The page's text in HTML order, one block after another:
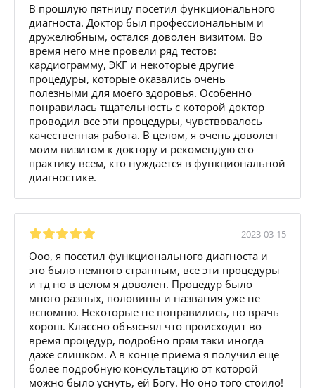
В прошлую пятницу посетил функционального
диагноста. Доктор был профессиональным и
дружелюбным, остался доволен визитом. Во
время него мне провели ряд тестов:
кардиограмму, ЭКГ и некоторые другие
процедуры, которые оказались очень
полезными для моего здоровья. Особенно
понравилась тщательность с которой доктор
проводил все эти процедуры, чувствовалось
качественная работа. В целом, я очень доволен
моим визитом к доктору и рекомендую его
практику всем, кто нуждается в функциональной
диагностике.
2023-03-15
Ооо, я посетил функционального диагноста и
это было немного странным, все эти процедуры
и тд но в целом я доволен. Процедур было
много разных, половины и названия уже не
вспомню. Некоторые не понравились, но врачь
хорош. Классно объяснял что происходит во
время процедур, подробно прям таки иногда
даже слишком. А в конце приема я получил еще
более подробную консультацию от которой
можно было уснуть, ей Богу. Но оно того стоило!